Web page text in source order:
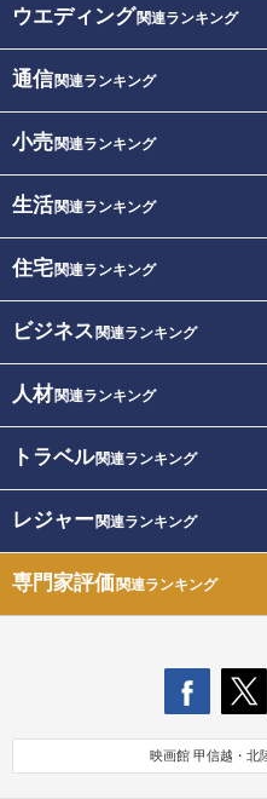
ウエディング関連ランキング
通信関連ランキング
小売関連ランキング
生活関連ランキング
住宅関連ランキング
ビジネス 関連ランキング
人材関連ランキング
トラベル関連ランキング
レジャー関連ランキング
専門家評価関連ランキング
映画館 甲信越・北